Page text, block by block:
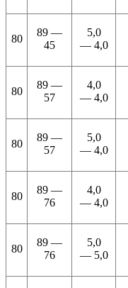
80
89 —
45
5,0
— 4,0
80
89 —
57
4,0
— 4,0
80
89 —
57
5,0
— 4,0
80
89 —
76
4,0
— 4,0
80
89 —
76
5,0
— 5,0